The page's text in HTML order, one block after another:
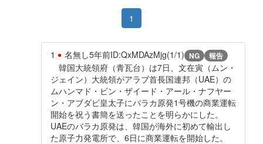
1
1 名無し5年前ID:QxMDAzMjg(1/1) NG 報告
韓国大統領府（青瓦台）は7日、文在寅（ムン・
ジェイン）大統領がアラブ首長国連邦（UAE）の
ムハンマド・ビン・ザイード・アール・ナフヤー
ン・アブダビ皇太子にバラカ原発1号機の商業運転
開始を祝う書簡を送ったことを明らかにした。
UAEのバラカ原発は、韓国が海外に初めて輸出し
た原子力発電所で、6日に商業運転を開始した。